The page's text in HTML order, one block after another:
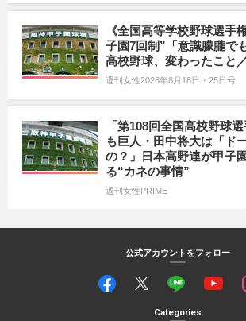
《全国高等学校野球選手
子園7回制”「意識朦朧で
高校野球、変わったこと
週刊女性2026年8月18日・25日号
「第108回全国高校野球
も巨人・田中将大は「ド
の？」日本高野連が甲子
る“カネの事情”
週刊女性PRIME
公式アカウントをフォロー
Categories